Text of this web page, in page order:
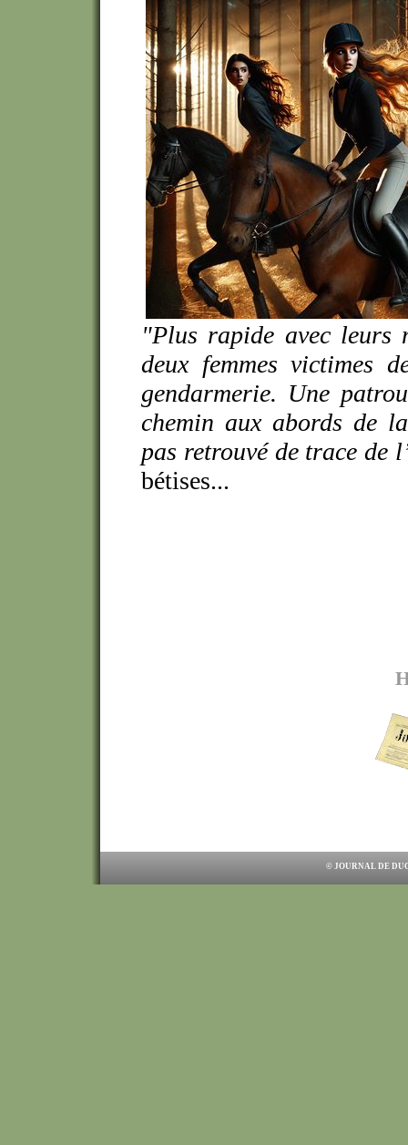
"Plus rapide avec leurs
deux femmes victimes
gendarmerie. Une
chemin aux abords de
pas retrouvé de trace de
bétises...
© JOURNAL DE